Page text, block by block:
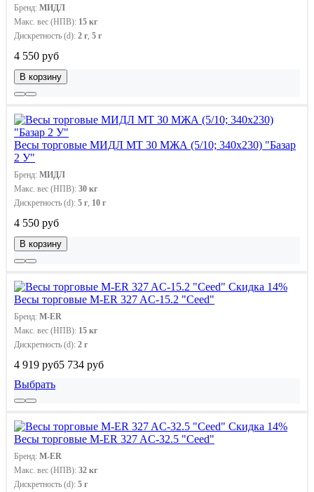
Бренд: МИДЛ
Макс. вес (НПВ): 15 кг
Дискретность (d): 2 г, 5 г
4 550 руб
В корзину
Весы торговые МИДЛ МТ 30 МЖА (5/10; 340х230) "Базар
2 У"
Бренд: МИДЛ
Макс. вес (НПВ): 30 кг
Дискретность (d): 5 г, 10 г
4 550 руб
В корзину
Скидка 14%
Весы торговые M-ER 327 AC-15.2 "Ceed"
Бренд: M-ER
Макс. вес (НПВ): 15 кг
Дискретность (d): 2 г
4 919 руб5 734 руб
Выбрать
Скидка 14%
Весы торговые M-ER 327 AC-32.5 "Ceed"
Бренд: M-ER
Макс. вес (НПВ): 32 кг
Дискретность (d): 5 г